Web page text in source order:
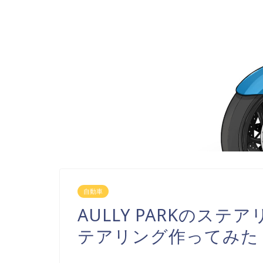
自動車
AULLY PARKのステ
テアリング作ってみた